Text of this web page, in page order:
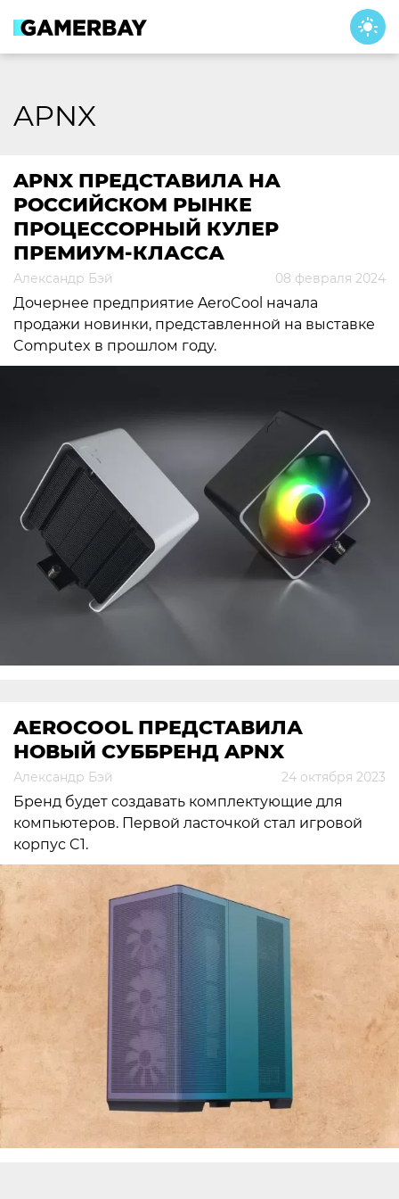
content
APNX
APNX ПРЕДСТАВИЛА НА
РОССИЙСКОМ РЫНКЕ
ПРОЦЕССОРНЫЙ КУЛЕР
ПРЕМИУМ-КЛАССА
Александр Бэй 08 февраля 2024
Дочернее предприятие AeroCool начала
продажи новинки, представленной на выставке
Computex в прошлом году.
AEROCOOL ПРЕДСТАВИЛА
НОВЫЙ СУББРЕНД APNX
Александр Бэй 24 октября 2023
Бренд будет создавать комплектующие для
компьютеров. Первой ласточкой стал игровой
корпус C1.